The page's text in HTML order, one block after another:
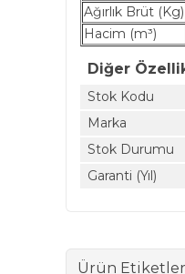
Ağırlık Brüt (Kg)
Hacim (m³)
Diğer
Stok Kodu
Marka
Stok Durumu
Garanti (Yıl)
Ürün